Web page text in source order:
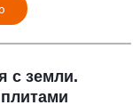
с земли.